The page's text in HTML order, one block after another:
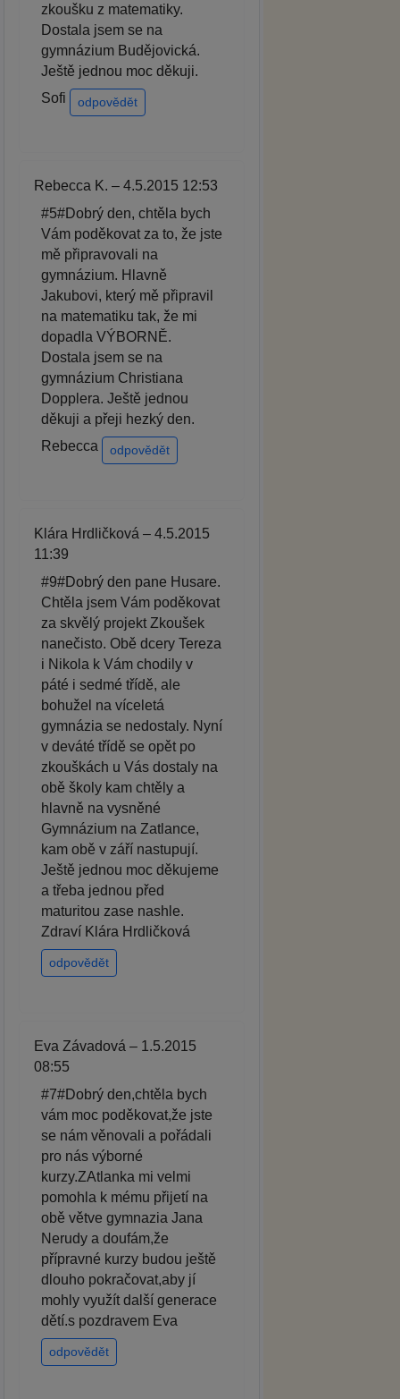
zkoušku z matematiky.
Dostala jsem se na
gymnázium Budějovická.
Ještě jednou moc děkuji.
Sofi
odpovědět
Rebecca K. – 4.5.2015 12:53
#5#Dobrý den, chtěla bych
Vám poděkovat za to, že jste
mě připravovali na
gymnázium. Hlavně
Jakubovi, který mě připravil
na matematiku tak, že mi
dopadla VÝBORNĚ.
Dostala jsem se na
gymnázium Christiana
Dopplera. Ještě jednou
děkuji a přeji hezký den.
Rebecca
odpovědět
Klára Hrdličková – 4.5.2015
11:39
#9#Dobrý den pane Husare.
Chtěla jsem Vám poděkovat
za skvělý projekt Zkoušek
nanečisto. Obě dcery Tereza
i Nikola k Vám chodily v
páté i sedmé třídě, ale
bohužel na víceletá
gymnázia se nedostaly. Nyní
v deváté třídě se opět po
zkouškách u Vás dostaly na
obě školy kam chtěly a
hlavně na vysněné
Gymnázium na Zatlance,
kam obě v září nastupují.
Ještě jednou moc děkujeme
a třeba jednou před
maturitou zase nashle.
Zdraví Klára Hrdličková
odpovědět
Eva Závadová – 1.5.2015
08:55
#7#Dobrý den,chtěla bych
vám moc poděkovat,že jste
se nám věnovali a pořádali
pro nás výborné
kurzy.ZAtlanka mi velmi
pomohla k mému přijetí na
obě větve gymnazia Jana
Nerudy a doufám,že
přípravné kurzy budou ještě
dlouho pokračovat,aby jí
mohly využít další generace
dětí.s pozdravem Eva
odpovědět